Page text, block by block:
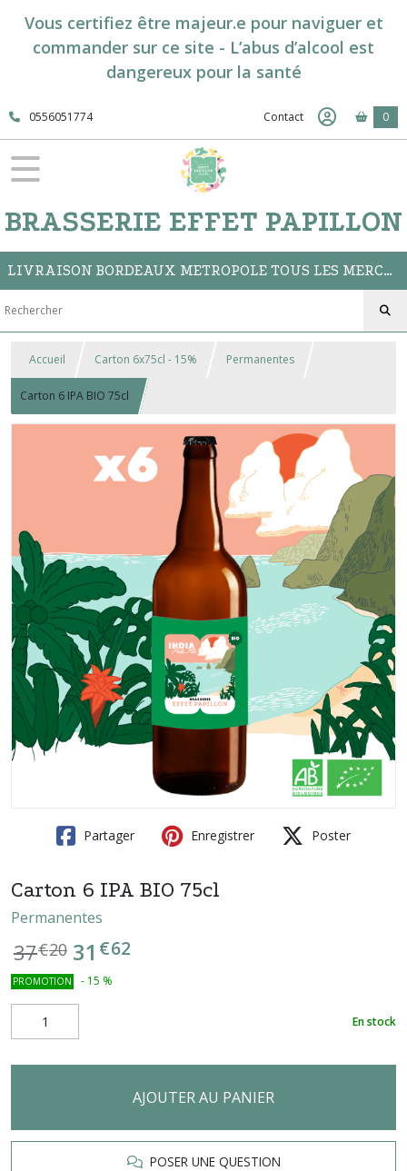
Vous certifiez être majeur.e pour naviguer et
commander sur ce site - L’abus d’alcool est
dangereux pour la santé
0556051774 Contact 0
BRASSERIE EFFET PAPILLON
LIVRAISON BORDEAUX METROPOLE TOUS LES MERCREDIS // CLICK&COLLECT A LA BOUTIQUE DU BAR
Accueil Carton 6x75cl - 15% Permanentes
Carton 6 IPA BIO 75cl
Partager Enregistrer Poster
Carton 6 IPA BIO 75cl
Permanentes
37€20 31 €62
PROMOTION - 15 %
En stock
AJOUTER AU PANIER
POSER UNE QUESTION